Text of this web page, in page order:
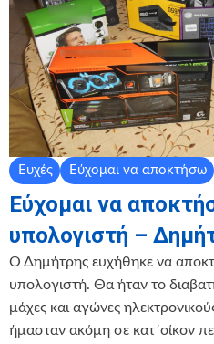
Ευχές Εύχομαι να αποκτήσω
Εύχομαι να
υπολογιστή –
Ο Δημήτρης ευχήθηκε να
υπολογιστή. Θα ήταν το
μάχες και αγώνες
ήμασταν ακόμη σε κατ΄οίκον